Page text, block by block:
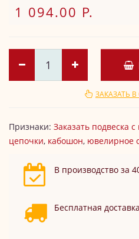
1 094.00 Р.
ЗАКАЗАТЬ
Признаки: Заказать подвеска
цепочки, кабошон, ювелирное
В производство за
Бесплатная